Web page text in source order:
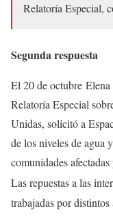
Relatoría Especial,
Segunda respuesta
El 20 de octubre Elena
Relatoría Especial
Unidas, solicitó a
de los niveles de agua
comunidades
Las repuestas a las
trabajadas por distintos